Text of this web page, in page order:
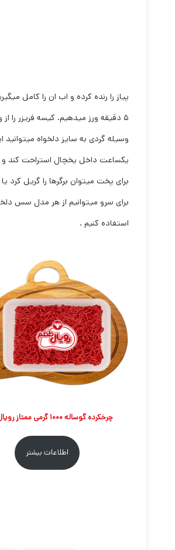
پیاز را رنده کرده و اب ان را کامل
۵ دقیقه ورز میدهیم. کیسه فریزر را
وسیله گردی به سایز دلخواه میتوانید
یکساعت داخل یخچال استراحت کند و
برای پخت میتوان برگرها را گریل کرد
برای سرو میتوانیم از هر مدل سس
استفاده کنیم .
چرخکرده گوساله ۱۰۰۰ گرمی ممتاز رویال طعم
اطلاعات بیشتر